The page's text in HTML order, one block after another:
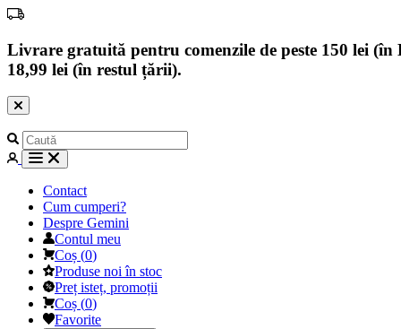
Livrare gratuită pentru comenzile de peste 150 lei
18,99 lei (în restul țării).
Contact
Cum cumperi?
Despre Gemini
Contul meu
Coș (0)
Produse noi în stoc
Preț isteț, promoții
Coș (0)
Favorite